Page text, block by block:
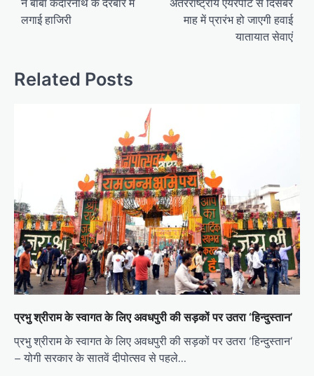
लगाई हाजिरी
माह में प्रारंभ हो जाएगी हवाई
यातायात सेवाएं
Related Posts
प्रभु श्रीराम के स्वागत के लिए अवधपुरी की सड़कों पर उतरा ‘हिन्दुस्तान’
प्रभु श्रीराम के स्वागत के लिए अवधपुरी की सड़कों पर उतरा ‘हिन्दुस्तान’
– योगी सरकार के सातवें दीपोत्सव से पहले…